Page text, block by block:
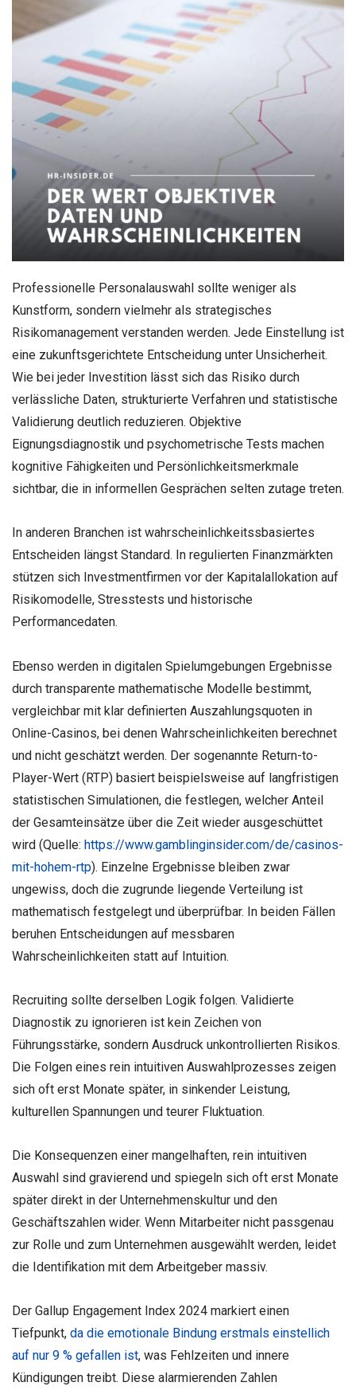
Professionelle Personalauswahl sollte weniger als
Kunstform, sondern vielmehr als strategisches
Risikomanagement verstanden werden. Jede Einstellung ist
eine zukunftsgerichtete Entscheidung unter Unsicherheit.
Wie bei jeder Investition lässt sich das Risiko durch
verlässliche Daten, strukturierte Verfahren und statistische
Validierung deutlich reduzieren. Objektive
Eignungsdiagnostik und psychometrische Tests machen
kognitive Fähigkeiten und Persönlichkeitsmerkmale
sichtbar, die in informellen Gesprächen selten zutage treten.
In anderen Branchen ist wahrscheinlichkeitssbasiertes
Entscheiden längst Standard. In regulierten Finanzmärkten
stützen sich Investmentfirmen vor der Kapitalallokation auf
Risikomodelle, Stresstests und historische
Performancedaten.
Ebenso werden in digitalen Spielumgebungen Ergebnisse
durch transparente mathematische Modelle bestimmt,
vergleichbar mit klar definierten Auszahlungsquoten in
Online-Casinos, bei denen Wahrscheinlichkeiten berechnet
und nicht geschätzt werden. Der sogenannte Return-to-
Player-Wert (RTP) basiert beispielsweise auf langfristigen
statistischen Simulationen, die festlegen, welcher Anteil
der Gesamteinsätze über die Zeit wieder ausgeschüttet
wird (Quelle: https://www.gamblinginsider.com/de/casinos-
mit-hohem-rtp). Einzelne Ergebnisse bleiben zwar
ungewiss, doch die zugrunde liegende Verteilung ist
mathematisch festgelegt und überprüfbar. In beiden Fällen
beruhen Entscheidungen auf messbaren
Wahrscheinlichkeiten statt auf Intuition.
Recruiting sollte derselben Logik folgen. Validierte
Diagnostik zu ignorieren ist kein Zeichen von
Führungsstärke, sondern Ausdruck unkontrollierten Risikos.
Die Folgen eines rein intuitiven Auswahlprozesses zeigen
sich oft erst Monate später, in sinkender Leistung,
kulturellen Spannungen und teurer Fluktuation.
Die Konsequenzen einer mangelhaften, rein intuitiven
Auswahl sind gravierend und spiegeln sich oft erst Monate
später direkt in der Unternehmenskultur und den
Geschäftszahlen wider. Wenn Mitarbeiter nicht passgenau
zur Rolle und zum Unternehmen ausgewählt werden, leidet
die Identifikation mit dem Arbeitgeber massiv.
Der Gallup Engagement Index 2024 markiert einen
Tiefpunkt, da die emotionale Bindung erstmals einstellich
auf nur 9 % gefallen ist, was Fehlzeiten und innere
Kündigungen treibt. Diese alarmierenden Zahlen